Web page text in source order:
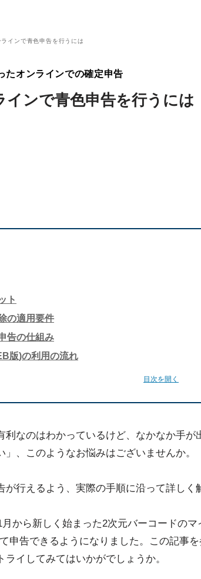
インで青色申告を行うには
たオンラインでの確定申告
ンで青色申告を行うには
ト
の適用要件
告の仕組み
版)の利用の流れ
目次を開く
なのはわかっているけど、なかなか手が
」、このようなお悩みはございませんか。
行えるよう、実際の手順に沿って詳しく
から新しく始まった2次元バーコードのマ
申告できるようになりました。この記事を
イしてみてはいかがでしょうか。